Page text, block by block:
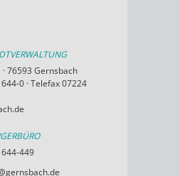
76593 Gernsbach
0 · Telefax 07224
449